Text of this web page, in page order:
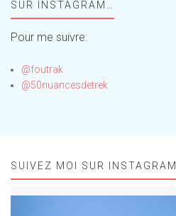
!SUR INSTAGRAM…
Pour me suivre:
@foutrak
@50nuancesdetrek
SUIVEZ MOI SUR INSTAGRAM